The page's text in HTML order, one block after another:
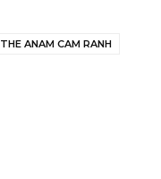
THE ANAM CAM RANH